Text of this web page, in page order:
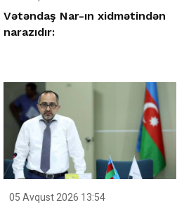
Vətəndaş Nar-ın xidmətindən
narazıdır:
05 Avqust 2026 13:54